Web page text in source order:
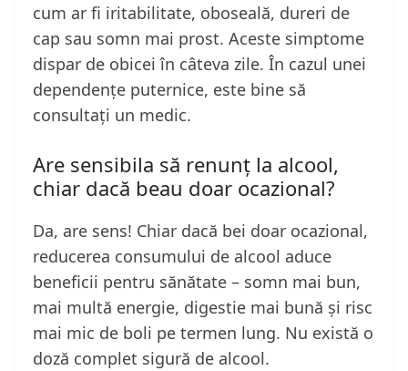
cum ar fi iritabilitate, oboseală, dureri de
cap sau somn mai prost. Aceste simptome
dispar de obicei în câteva zile. În cazul unei
dependențe puternice, este bine să
consultați un medic.
Are sensibila să renunț la alcool,
chiar dacă beau doar ocazional?
Da, are sens! Chiar dacă bei doar ocazional,
reducerea consumului de alcool aduce
beneficii pentru sănătate – somn mai bun,
mai multă energie, digestie mai bună și risc
mai mic de boli pe termen lung. Nu există o
doză complet sigură de alcool.